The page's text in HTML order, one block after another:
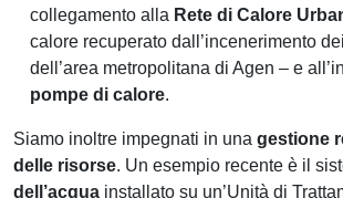
collegamento alla Rete di Calore
calore recuperato dall’incenerimento
dell’area metropolitana di Agen – e
pompe di calore.
Siamo inoltre impegnati in una gestione
delle risorse. Un esempio recente è il
dell’acqua installato su un’Unità di